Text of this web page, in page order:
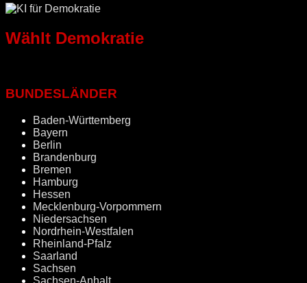
Wählt Demokratie
BUNDESLÄNDER
Baden-Württemberg
Bayern
Berlin
Brandenburg
Bremen
Hamburg
Hessen
Mecklenburg-Vorpommern
Niedersachsen
Nordrhein-Westfalen
Rheinland-Pfalz
Saarland
Sachsen
Sachsen-Anhalt